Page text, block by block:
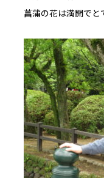
菖蒲の花は満開でと